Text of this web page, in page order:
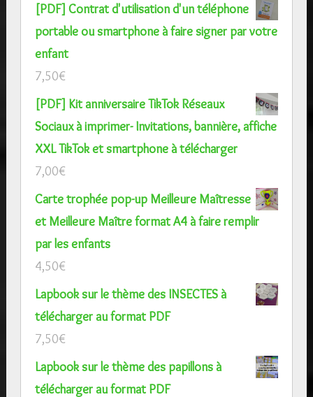
[PDF] Contrat d'utilisation d'un téléphone
portable ou smartphone à faire signer par votre
enfant
7,50€
[PDF] Kit anniversaire TikTok Réseaux
Sociaux à imprimer- Invitations, bannière, affiche
XXL TikTok et smartphone à télécharger
7,00€
Carte trophée pop-up Meilleure Maîtresse
et Meilleure Maître format A4 à faire remplir
par les enfants
4,50€
Lapbook sur le thème des INSECTES à
télécharger au format PDF
7,50€
Lapbook sur le thème des papillons à
télécharger au format PDF